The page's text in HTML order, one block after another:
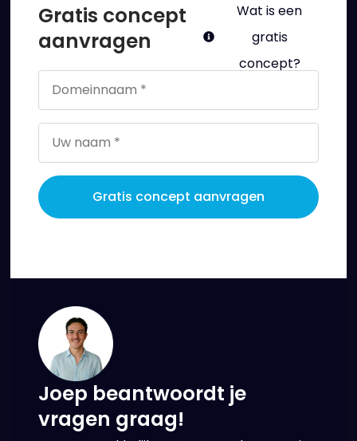
Gratis concept
aanvragen
Wat is een
gratis
concept?
Gratis concept aanvragen
Joep beantwoordt je
vragen graag!